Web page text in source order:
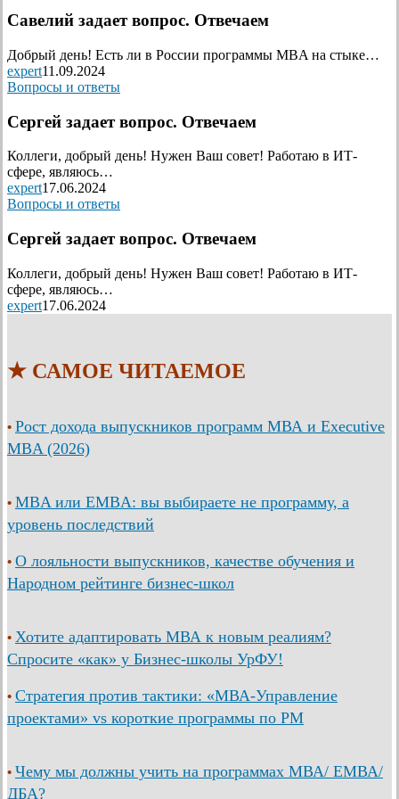
Савелий задает вопрос. Отвечаем
Добрый день! Есть ли в России программы MBA на стыке…
expert11.09.2024
Вопросы и ответы
Сергей задает вопрос. Отвечаем
Коллеги, добрый день! Нужен Ваш совет! Работаю в ИТ-
сфере, являюсь…
expert17.06.2024
Вопросы и ответы
Сергей задает вопрос. Отвечаем
Коллеги, добрый день! Нужен Ваш совет! Работаю в ИТ-
сфере, являюсь…
expert17.06.2024
★ САМОЕ ЧИТАЕМОЕ
• Рост дохода выпускников программ МВА и Executive
MBA (2026)
• MBA или EMBA: вы выбираете не программу, а
уровень последствий
• О лояльности выпускников, качестве обучения и
Народном рейтинге бизнес-школ
• Хотите адаптировать МВА к новым реалиям?
Спросите «как» у Бизнес-школы УрФУ!
• Стратегия против тактики: «МВА-Управление
проектами» vs короткие программы по PM
• Чему мы должны учить на программах МВА/ ЕМВА/
ДБА?